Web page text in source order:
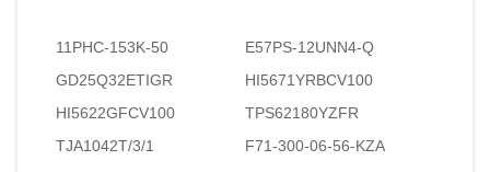
11PHC-153K-50
E57PS-12UNN4-Q
GD25Q32ETIGR
HI5671YRBCV100
HI5622GFCV100
TPS62180YZFR
TJA1042T/3/1
F71-300-06-56-KZA